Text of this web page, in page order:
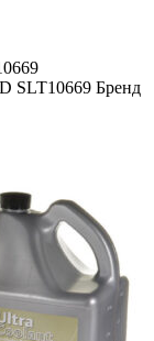
SLT10669 Бренд